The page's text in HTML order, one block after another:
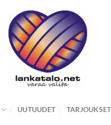
UUTUUDET TARJOUKSET